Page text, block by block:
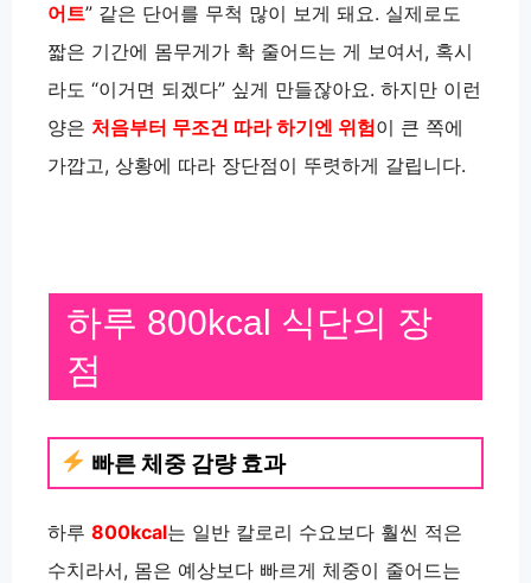
어트” 같은 단어를 무척 많이 보게 돼요. 실제로도
짧은 기간에 몸무게가 확 줄어드는 게 보여서, 혹시
라도 “이거면 되겠다” 싶게 만들잖아요. 하지만 이런
양은 처음부터 무조건 따라 하기엔 위험이 큰 쪽에
가깝고, 상황에 따라 장단점이 뚜렷하게 갈립니다.
하루 800kcal 식단의 장
점
빠른 체중 감량 효과
하루 800kcal는 일반 칼로리 수요보다 훨씬 적은
수치라서, 몸은 예상보다 빠르게 체중이 줄어드는